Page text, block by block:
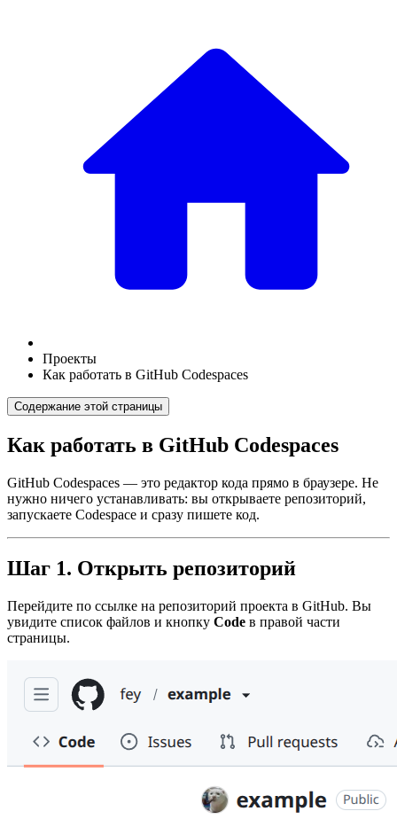
Проекты
Как работать в GitHub Codespaces
Содержание этой страницы
Как работать в GitHub Codespaces
GitHub Codespaces — это редактор кода прямо в браузере. Не
нужно ничего устанавливать: вы открываете репозиторий,
запускаете Codespace и сразу пишете код.
Шаг 1. Открыть репозиторий
Перейдите по ссылке на репозиторий проекта в GitHub. Вы
увидите список файлов и кнопку Code в правой части
страницы.